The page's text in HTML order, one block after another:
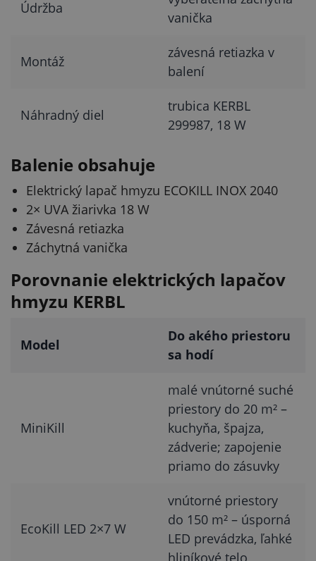
Údržba
vanička
Montáž
závesná retiazka v
balení
Náhradný diel
trubica KERBL
299987, 18 W
Balenie obsahuje
Elektrický lapač hmyzu ECOKILL INOX 2040
2× UVA žiarivka 18 W
Závesná retiazka
Záchytná vanička
Porovnanie elektrických lapačov
hmyzu KERBL
Model
Do akého priestoru
sa hodí
MiniKill
malé vnútorné suché
priestory do 20 m² –
kuchyňa, špajza,
zádverie; zapojenie
priamo do zásuvky
EcoKill LED 2×7 W
vnútorné priestory
do 150 m² – úsporná
LED prevádzka, ľahké